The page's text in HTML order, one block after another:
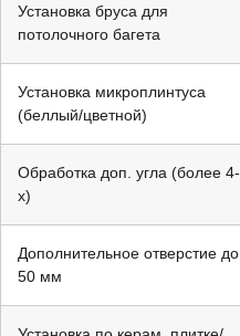
Установка бруса для
потолочного багета
Установка микроплинтуса
(беллый/цветной)
Обработка доп. угла (более 4-
х)
Дополнительное отверстие до
50 мм